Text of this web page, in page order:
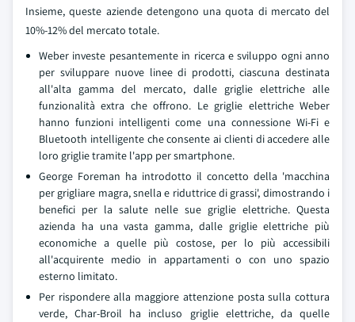
Insieme, queste aziende detengono una quota di mercato del
10%-12% del mercato totale.
Weber investe pesantemente in ricerca e sviluppo ogni anno
per sviluppare nuove linee di prodotti, ciascuna destinata
all'alta gamma del mercato, dalle griglie elettriche alle
funzionalità extra che offrono. Le griglie elettriche Weber
hanno funzioni intelligenti come una connessione Wi-Fi e
Bluetooth intelligente che consente ai clienti di accedere alle
loro griglie tramite l'app per smartphone.
George Foreman ha introdotto il concetto della 'macchina
per grigliare magra, snella e riduttrice di grassi', dimostrando i
benefici per la salute nelle sue griglie elettriche. Questa
azienda ha una vasta gamma, dalle griglie elettriche più
economiche a quelle più costose, per lo più accessibili
all'acquirente medio in appartamenti o con uno spazio
esterno limitato.
Per rispondere alla maggiore attenzione posta sulla cottura
verde, Char-Broil ha incluso griglie elettriche, da quelle